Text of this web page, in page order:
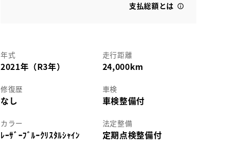
支払総額とは
年式
2021年（R3年）
走行距離
24,000km
修復歴
なし
車検
車検整備付
カラー
ﾚｰｻﾞｰﾌﾞﾙｰｸﾘｽﾀﾙｼｬｲﾝ
法定整備
定期点検整備付